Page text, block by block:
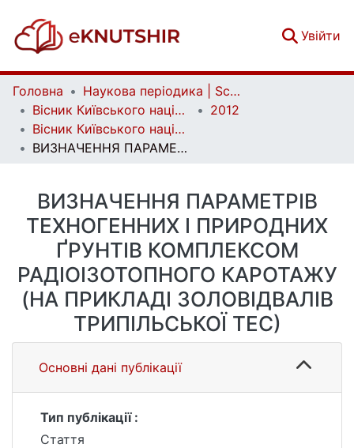
Увійти
Головна
Наукова періодика | Scientific periodicals
Вісник Київського національного університету імені Тараса Шевченка. Геологія | Visnyk of Taras Shevchenko National University of Kyiv. Geology
2012
Вісник Київського національного університету імені Тараса Шевченка. Геологія. Вип. 56
ВИЗНАЧЕННЯ ПАРАМЕТРІВ ТЕХНОГЕННИХ І ПРИРОДНИХ ҐРУНТІВ КОМПЛЕКСОМ РАДІОІЗОТОПНОГО КАРОТАЖУ (НА ПРИКЛАДІ ЗОЛОВІДВАЛІВ ТРИПІЛЬСЬКОЇ ТЕС)
ВИЗНАЧЕННЯ ПАРАМЕТРІВ
ТЕХНОГЕННИХ І ПРИРОДНИХ
ҐРУНТІВ КОМПЛЕКСОМ
РАДІОІЗОТОПНОГО КАРОТАЖУ
(НА ПРИКЛАДІ ЗОЛОВІДВАЛІВ
ТРИПІЛЬСЬКОЇ ТЕС)
Основні дані публікації
Тип публікації :
Стаття